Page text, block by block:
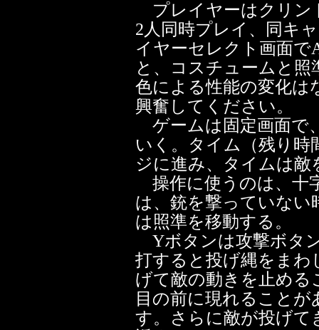
プレイヤーはクリン
2人同時プレイ、同キ
イヤーセレクト画面
と、コスチュームと
色による性能の変化は
興奮してください。
ゲームは固定画面で
いく。タイム（残り
ジに進み、タイムは敵
操作に使うのは、十
は、銃を撃っていない
は照準を移動する。
Yボタンは攻撃ボタ
打すると投げ縄をまわ
げて敵の動きを止める
目の前に現れること
す。さらに敵が投げ